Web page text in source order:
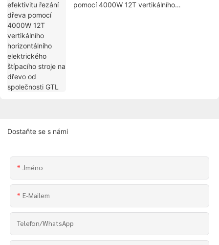
pomocí 4000W 12T vertikálního
Dostaňte se s námi
Jméno
E-Mailem
Telefon/whatsApp